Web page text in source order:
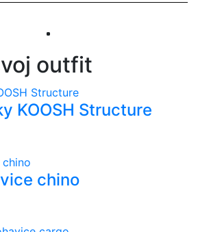
outfit
KOOSH Structure
chino